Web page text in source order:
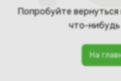
Попробуйте
что-нибудь
На